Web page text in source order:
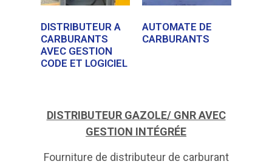
DISTRIBUTEUR A
CARBURANTS
AVEC GESTION
CODE ET LOGICIEL
AUTOMATE DE
CARBURANTS
DISTRIBUTEUR GAZOLE/ GNR AVEC
GESTION INTÉGRÉE
Fourniture de distributeur de carburant